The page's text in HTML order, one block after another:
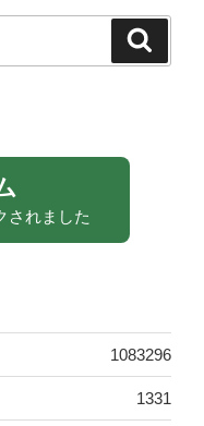
されました
1083296
1331